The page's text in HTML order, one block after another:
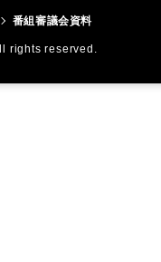
番組審議会資料
rights reserved.